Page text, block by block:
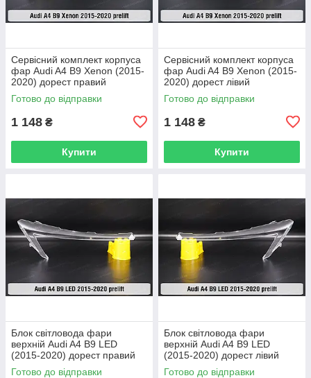
Сервісний комплект корпуса
фар Audi A4 B9 Xenon (2015-
2020) дорест правий
Готово до відправки
1 148 ₴
Купити
Сервісний комплект корпуса
фар Audi A4 B9 Xenon (2015-
2020) дорест лівий
Готово до відправки
1 148 ₴
Купити
Блок світловода фари
верхній Audi A4 B9 LED
(2015-2020) дорест правий
Готово до відправки
Блок світловода фари
верхній Audi A4 B9 LED
(2015-2020) дорест лівий
Готово до відправки